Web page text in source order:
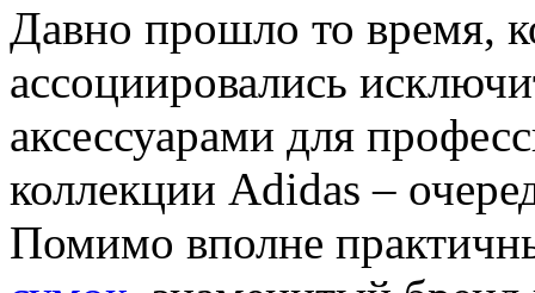
Давно прошло то время,
ассоциировались
аксессуарами для
коллекции Adidas –
Помимо вполне